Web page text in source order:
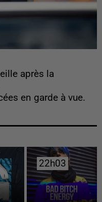
après la
en garde à vue.
22h03
22h03